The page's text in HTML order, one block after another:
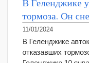
тормоза. Он
11/01/2024
В Геленджике
отказавших